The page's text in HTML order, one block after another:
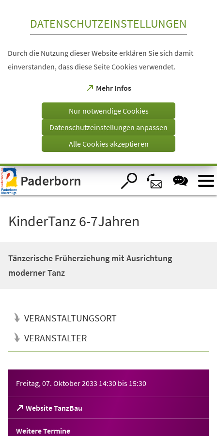
Visuelle
Assistenzsoftware
öffnen.
DATENSCHUTZEINSTELLUNGEN
Durch die Nutzung dieser Website erklären Sie sich damit
einverstanden, dass diese Seite Cookies verwendet.
Mehr Infos
(Öffnet
einem
Tab)
Nur notwendige Cookies
Datenschutzeinstellungen anpassen
Alle Cookies akzeptieren
Paderborn
KinderTanz 6-7Jahren
Tänzerische Früherziehung mit Ausrichtung
moderner Tanz
VERANSTALTUNGSORT
VERANSTALTER
Freitag, 07. Oktober 2033 14:30 bis 15:30
Website TanzBau
(Öffnet
in
einem
Weitere Termine